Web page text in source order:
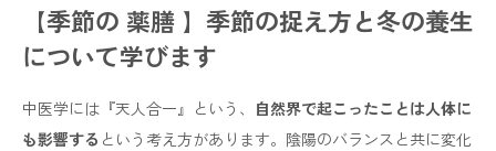
【季節の 薬膳 】季節の捉え方と冬の養生
について学びます
中医学には『天人合一』という、 自然界で起こったことは人体に
も影響する という考え方があります。陰陽のバランスと共に変化